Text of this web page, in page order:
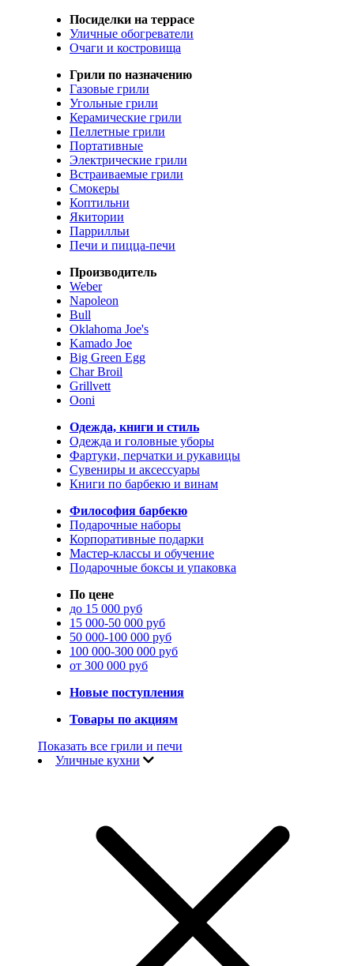
Посиделки на террасе
Уличные обогреватели
Очаги и костровища
Грили по назначению
Газовые грили
Угольные грили
Керамические грили
Пеллетные грили
Портативные
Электрические грили
Встраиваемые грили
Смокеры
Коптильни
Якитории
Паррилльи
Печи и пицца-печи
Производитель
Weber
Napoleon
Bull
Oklahoma Joe's
Kamado Joe
Big Green Egg
Char Broil
Grillvett
Ooni
Одежда, книги и стиль
Одежда и головные уборы
Фартуки, перчатки и рукавицы
Сувениры и аксессуары
Книги по барбекю и винам
Философия барбекю
Подарочные наборы
Корпоративные подарки
Мастер-классы и обучение
Подарочные боксы и упаковка
По цене
до 15 000 руб
15 000-50 000 руб
50 000-100 000 руб
100 000-300 000 руб
от 300 000 руб
Новые поступления
Товары по акциям
Показать все грили и печи
Уличные кухни